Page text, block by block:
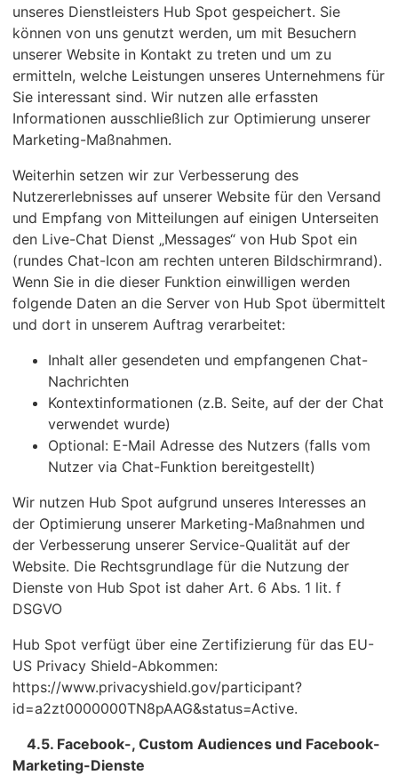
unseres Dienstleisters Hub Spot gespeichert. Sie
können von uns genutzt werden, um mit Besuchern
unserer Website in Kontakt zu treten und um zu
ermitteln, welche Leistungen unseres Unternehmens für
Sie interessant sind. Wir nutzen alle erfassten
Informationen ausschließlich zur Optimierung unserer
Marketing-Maßnahmen.
Weiterhin setzen wir zur Verbesserung des
Nutzererlebnisses auf unserer Website für den Versand
und Empfang von Mitteilungen auf einigen Unterseiten
den Live-Chat Dienst „Messages“ von Hub Spot ein
(rundes Chat-Icon am rechten unteren Bildschirmrand).
Wenn Sie in die dieser Funktion einwilligen werden
folgende Daten an die Server von Hub Spot übermittelt
und dort in unserem Auftrag verarbeitet:
Inhalt aller gesendeten und empfangenen Chat-
Nachrichten
Kontextinformationen (z.B. Seite, auf der der Chat
verwendet wurde)
Optional: E-Mail Adresse des Nutzers (falls vom
Nutzer via Chat-Funktion bereitgestellt)
Wir nutzen Hub Spot aufgrund unseres Interesses an
der Optimierung unserer Marketing-Maßnahmen und
der Verbesserung unserer Service-Qualität auf der
Website. Die Rechtsgrundlage für die Nutzung der
Dienste von Hub Spot ist daher Art. 6 Abs. 1 lit. f
DSGVO
Hub Spot verfügt über eine Zertifizierung für das EU-
US Privacy Shield-Abkommen:
https://www.privacyshield.gov/participant?
id=a2zt0000000TN8pAAG&status=Active.
4.5. Facebook-, Custom Audiences und Facebook-
Marketing-Dienste